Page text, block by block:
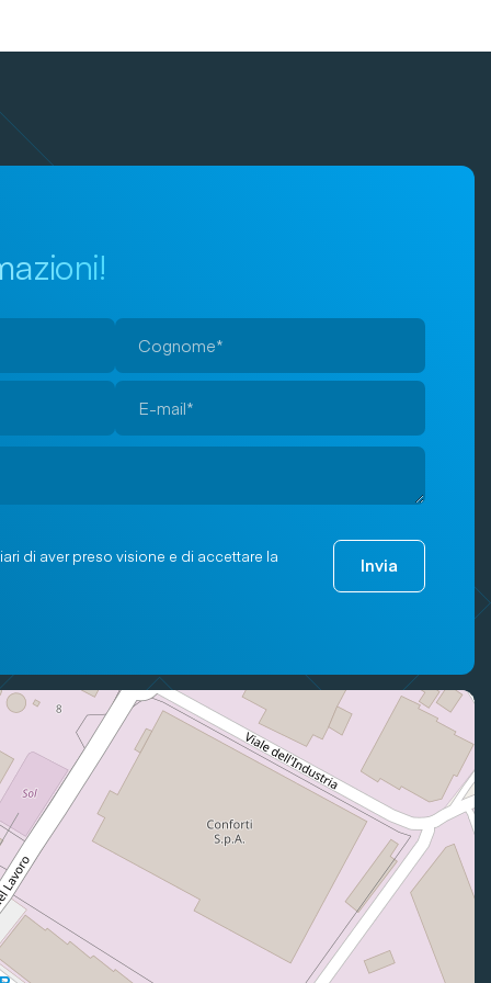
di aver preso visione e di accettare la